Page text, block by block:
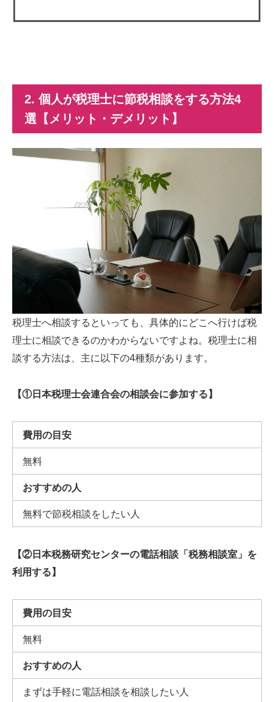
2. 個人が税理士に節税相談をする方法4
選【メリット・デメリット】
税理士へ相談するといっても、具体的にどこへ行けば税
理士に相談できるのかわからないですよね。税理士に相
談する方法は、主に以下の4種類があります。
【①日本税理士会連合会の相談会に参加する】
費用の目安
無料
おすすめの人
無料で節税相談をしたい人
【②日本税務研究センターの電話相談「税務相談室」を
利用する】
費用の目安
無料
おすすめの人
まずは手軽に電話相談を相談したい人